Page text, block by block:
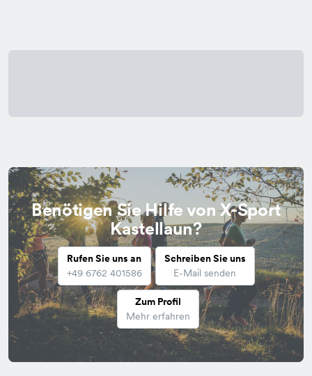
Benötigen Sie Hilfe von X-Sport
Kastellaun?
Rufen Sie uns an
+49 6762 401586
Schreiben Sie uns
E-Mail senden
Zum Profil
Mehr erfahren